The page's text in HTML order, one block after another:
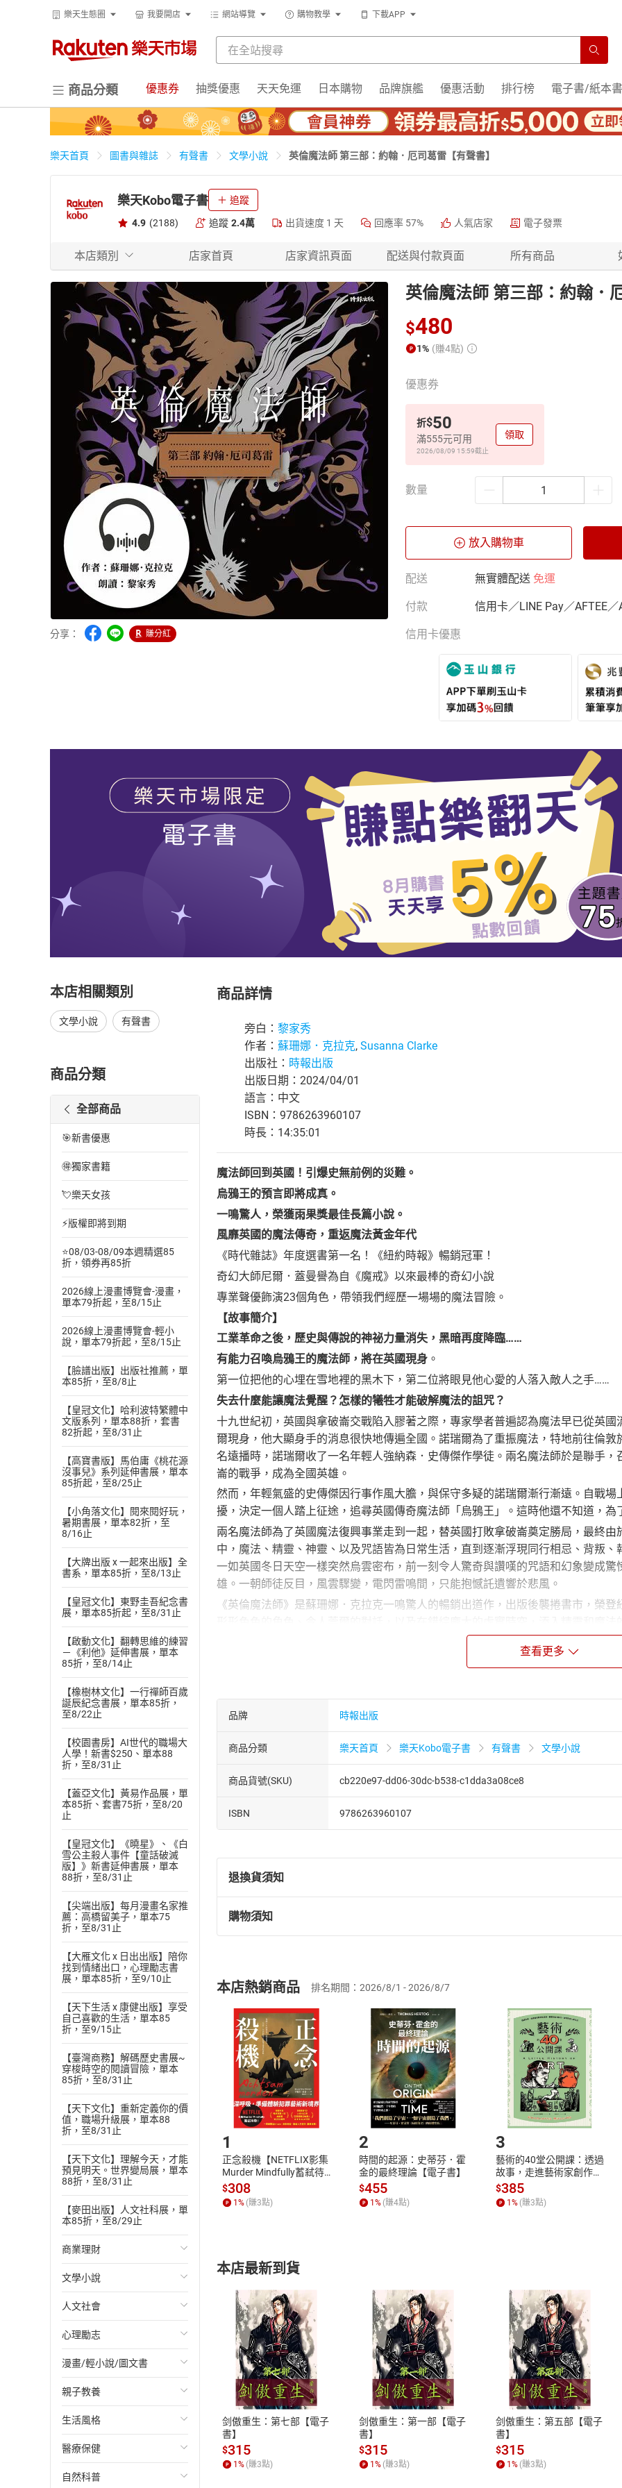
樂天生態圈 我要開店 網站導覽 購物教學 下載APP
商品分類 優惠券 抽獎優惠 天天免運 日本購物 品牌旗艦 優惠活動 排行榜 電子書/紙本書
樂天首頁 圖書與雜誌 有聲書 文學小說 英倫魔法師 第三部：約翰．厄司葛雷【有聲書】
樂天Kobo電子書 追蹤
4.9 (2188) 追蹤 2.4萬 出貨速度 1 天 回應率 57% 人氣店家 電子發票
本店類別 店家首頁 店家資訊頁面 配送與付款頁面 所有商品
分享： 賺分紅
英倫魔法師 第三部：約翰．
$480
1% (賺4點)
優惠券
折$50
滿555元可用
2026/08/09 15:59截止
領取
數量
放入購物車
配送 無實體配送 免運
付款 信用卡／LINE Pay／AFTEE／
信用卡優惠
本店相關類別
文學小說 有聲書
商品分類
全部商品
🎯新書優惠
🉐獨家書籍
💘樂天女孩
⚡版權即將到期
⭐08/03-08/09本週精選85
折，領券再85折
2026線上漫畫博覽會-漫畫，
單本79折起，至8/15止
2026線上漫畫博覽會-輕小
說，單本79折起，至8/15止
【臉譜出版】出版社推薦，單
本85折，至8/8止
【皇冠文化】哈利波特繁體中
文版系列，單本88折，套書
82折起，至8/31止
【高寶書版】馬伯庸《桃花源
沒事兒》系列延伸書展，單本
85折起，至8/25止
【小角落文化】閱來閱好玩，
暑期書展，單本82折，至
8/16止
【大牌出版 x 一起來出版】全
書系，單本85折，至8/13止
【皇冠文化】東野圭吾紀念書
展，單本85折起，至8/31止
【啟動文化】翻轉思維的練習
－《利他》延伸書展，單本
85折，至8/14止
【橡樹林文化】一行禪師百歲
誕辰紀念書展，單本85折，
至8/22止
【校園書房】AI世代的職場大
人學！新書$250、單本88
折，至8/31止
【蓋亞文化】黃易作品展，單
本85折、套書75折，至8/20
止
【皇冠文化】《曉星》、《白
雪公主殺人事件【童話破滅
版】》新書延伸書展，單本
88折，至8/31止
【尖端出版】每月漫畫名家推
薦：高橋留美子，單本75
折，至8/31止
【大雁文化 x 日出出版】陪你
找到情緒出口，心理勵志書
展，單本85折，至9/10止
【天下生活 x 康健出版】享受
自己喜歡的生活，單本85
折，至9/15止
【臺灣商務】解碼歷史書展~
穿梭時空的閱讀冒險，單本
85折，至8/31止
【天下文化】重新定義你的價
值，職場升級展，單本88
折，至8/31止
【天下文化】理解今天，才能
預見明天。世界變局展，單本
88折，至8/31止
【麥田出版】人文社科展，單
本85折，至8/29止
商業理財
投資理財
經濟/趨勢
財務/金融
管理/領導
職場工作術
成功法
行銷/廣告
傳記
文學小說
歐美文學
日本文學
韓國文學
華文文學
經典文學
成長/家庭生活小說
懸疑/推理小說
人文社會
國際關係
政治
社會科學
台灣/中國歷史
日/韓歷史
其他歷史/史學
心理勵志
心靈成長/情緒
人際關係
兩性關係
心理學
漫畫/輕小說/圖文書
輕小說
奇幻/科幻
愛情故事
職場/社會寫實
親子教養
教育現場
兒童文學/故事
兒童科普/學習
生活風格
飲食/食譜
健身/美顏
醫療保健
健康/養生
自然科普
商品詳情
旁白： 黎家秀
作者： 蘇珊娜．克拉克, Susanna Clarke
出版社： 時報出版
出版日期：2024/04/01
語言：中文
ISBN：9786263960107
時長：14:35:01
魔法師回到英國！引爆史無前例的災難。
烏鴉王的預言即將成真。
一鳴驚人，榮獲雨果獎最佳長篇小說。
風靡英國的魔法傳奇，重返魔法黃金年代
《時代雜誌》年度選書第一名！《紐約時報》暢銷冠軍！
奇幻大師尼爾．蓋曼譽為自《魔戒》以來最棒的奇幻小說
專業聲優飾演23個角色，帶領我們經歷一場場的魔法冒險。
【故事簡介】
工業革命之後，歷史與傳說的神祕力量消失，黑暗再度降臨……
有能力召喚烏鴉王的魔法師，將在英國現身 。
第一位把他的心埋在雪地裡的黑木下，第二位將眼見他心愛的人落入敵人之手……
失去什麼能讓魔法覺醒？怎樣的犧牲才能破解魔法的詛咒？
十九世紀初，英國與拿破崙交戰陷入膠著之際，專家學者普遍認為魔法早已從英
爾現身，他大顯身手的消息很快地傳遍全國。諾瑞爾為了重振魔法，特地前往倫
名遠播時，諾瑞爾收了一名年輕人強納森．史傳傑作學徒。兩名魔法師於是聯手
崙的戰爭，成為全國英雄。
然而，年輕氣盛的史傳傑因行事作風大膽，與保守多疑的諾瑞爾漸行漸遠。自戰
擾，決定一個人踏上征途，追尋英國傳奇魔法師「烏鴉王」。這時他還不知道，
兩名魔法師為了英國魔法復興事業走到一起，替英國打敗拿破崙奠定勝局，最終
中，魔法、精靈、神靈、以及咒語皆為日常生活，直到逐漸浮現同行相忌、背叛
一如英國冬日天空一樣突然烏雲密布，前一刻令人驚奇與讚嘆的咒語和幻象變成
雄。一朝師徒反目，風雲驟變，電閃雷鳴間，只能抱憾託遺響於悲風。
《英倫魔法師》是蘇珊娜．克拉克一鳴驚人的暢銷出道作，出版後襲捲書市，榮
出英格蘭最動盪卻也最魅力非凡的一段風雲歲月。全書刻劃兩名魔法師，如何振
調純熟，想像力非凡，深入探索人性、理性與瘋狂，完整展現歷史奇幻小說的魅力
蘇珊娜．克拉克（Susanna Clarke）
英國小說家。2005年，以《英倫魔法師》榮獲雨果獎、世界奇幻獎、軌跡獎、英
【譯者簡介】
施清真
政治大學新聞系學士，哥倫比亞大學大眾傳播碩士，西北大學人際傳播學博士。
作。譯作包括《困惑的心》、《樹冠上》、《烏有》、《拾貝人》、《羅馬四季
有》、《控制》、《生命如不朽繁星》、《蘇西的世界》、《索特爾家的狗》、
彭倩文
翻譯作品包括《哈利波特》，以及納尼亞傳奇系列《魔法師的外甥》、《獅子女
大學時代讀法律，但多半泡在書本以外的世界。「參與樂生保留運動讓我更認識
曾赴香港中文大學、理律新竹分所實習，後於美國柏克萊求學。近幾年開始追夢。
於金馬最佳動畫長片《幸福路上》飾演莊貝蒂。 擔任臺北世大運空品預報英語主
目前從事演員、配音及創作等表演工作。
有聲書作品：小王子、馴羊記、金閣寺、劉氏女、英倫魔法師
【長篇全集有聲聆聽】
《英倫魔法師》共分三部：
◎第一部：諾瑞爾先生
◎第二部：強納森．史傳傑
◎第三部：約翰．厄司葛雷
【得獎記錄】
★榮獲軌跡獎最佳處女作小說獎
★榮獲英國圖書獎年度新人獎
★入圍星雲獎最佳長篇小說
★入圍英國奇幻獎最佳長篇小說
★入圍英國國家圖書獎最佳文學小說決選
★入圍布克獎
★《時代雜誌》年度選書第一名
★《紐約時報》暢銷冠軍書
★《紐約時報》年度選書
★《衛報》新作獎入選名單
查看更多
品牌 時報出版
商品分類 樂天首頁 樂天Kobo電子書 有聲書 文學小說
商品貨號(SKU) cb220e97-dd06-30dc-b538-c1dda3a08ce8
ISBN 9786263960107
退換貨須知
退換貨規定：
(一)依消費者保護法第19條第1項後段暨通訊交易解除權合理例外情事適用
(二)消費者訂購本店鋪之商品即代表知悉本店鋪所銷售之商品為電子書，
且已下載/存取電子書，不得請求退貨退款。
退貨方式：您欲取消訂單或辦理退貨時，請登入樂天市場，並於「我的訂單
貨」，本店鋪將依您的申請進行審核，待審核通過後將為您辦理退款事宜。
請注意，樂天市場須以整筆訂單為單位進行取消/退貨，恕無法以單支商品取
購物須知
挑選商品
Choose
放入購物車
Shopping cart
登入帳號
Login
購書後，如何開始使用？
Step1.選擇閱讀載具 Step2.登入
付款方式
ATM轉帳、信用卡、LINE PAY、AFTEE
退換貨規範
本店是否提供消費者保護法七日猶
之權利，遽消費者保護法及通訊交
除權合理例外情事適用準則，依商
質各有不同規定。詳細退換貨說明
照各商品說明。
本店熱銷商品 排名期間：2026/8/1 - 2026/8/7
1
正念殺機【NETFLIX影集
Murder Mindfully蓄弒待
發】【電子書】
$308
1 % (賺3點)
2
時間的起源：史蒂芬．霍
金的最終理論【電子書】
$455
1 % (賺4點)
3
藝術的40堂公開課：透過
故事，走進藝術家創作現
場，看藝術如何誕生、如
何形塑人類生活【電子
書】
$385
1 % (賺3點)
本店最新到貨
剑傲重生：第七部【電子
書】
$315
1 % (賺3點)
剑傲重生：第一部【電子
書】
$315
1 % (賺3點)
剑傲重生：第五部【電子
書】
$315
1 % (賺3點)